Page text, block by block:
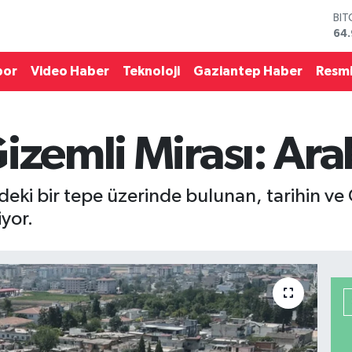
Video Haber Teknoloji Gaziantep Haber
Mirası:
bir tepe üzerinde bulunan, tarihin ve